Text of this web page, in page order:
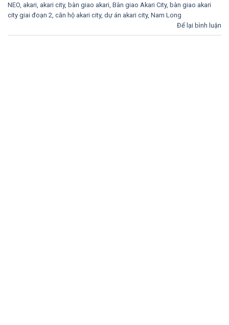
NEO, akari, akari city, bàn giao akari, Bàn giao Akari City, bàn giao akari
city giai đoạn 2, căn hộ akari city, dự án akari city, Nam Long
Để lại bình luận